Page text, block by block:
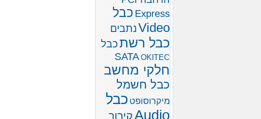
Express כבל
Videoנתבים
כבל רשתכבל
SATAOKITEC
חלקי מחשב
כבל חשמל
מיקרוסופט כבל
Audioקירור